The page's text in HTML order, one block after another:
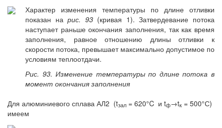
Характер изменения температуры по длине отливки
показан нарис. 93(кривая 1). Затвердевание потока
наступает раньше окончания заполнения, так как время
заполнения, равное отношению длины отливки к
скорости потока, превышает максимально допустимое по
условиям теплоотдачи.
Рис. 93. Изменение температуры по длине потока в
момент окончания заполнения
Для алюминиевого сплава АЛ2 (tзал = 620°C и tф→tк = 500°С)
имеем